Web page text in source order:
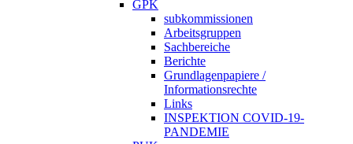
GPK
subkommissionen
Arbeitsgruppen
Sachbereiche
Berichte
Grundlagenpapiere /
Informationsrechte
Links
INSPEKTION COVID-19-
PANDEMIE